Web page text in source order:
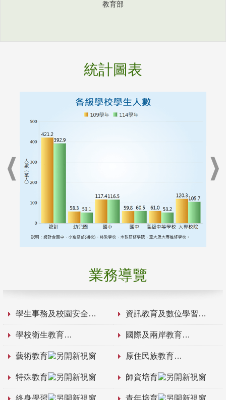
教育部
統計圖表
業務導覽
學生事務及校園安全 資訊教育及數位學習
學校衛生教育 國際及兩岸教育
藝術教育 原住民族教育
特殊教育 師資培育
終身學習 青年培育